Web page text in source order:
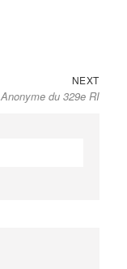
NEXTNext
post:
Anonyme du 329e RI